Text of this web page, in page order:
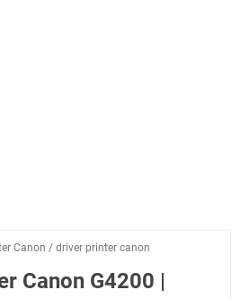
Canon / driver printer canon
Canon G4200 |